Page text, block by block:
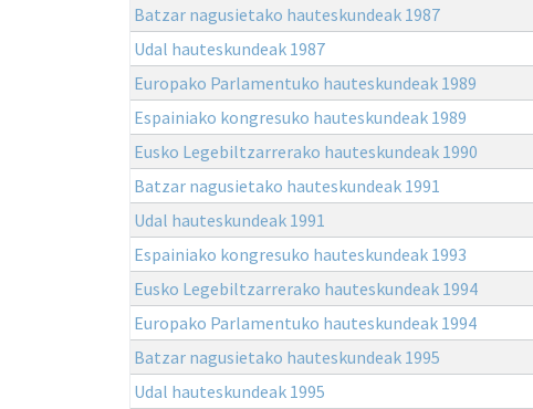
Batzar nagusietako hauteskundeak 1987
Udal hauteskundeak 1987
Europako Parlamentuko hauteskundeak 1989
Espainiako kongresuko hauteskundeak 1989
Eusko Legebiltzarrerako hauteskundeak 1990
Batzar nagusietako hauteskundeak 1991
Udal hauteskundeak 1991
Espainiako kongresuko hauteskundeak 1993
Eusko Legebiltzarrerako hauteskundeak 1994
Europako Parlamentuko hauteskundeak 1994
Batzar nagusietako hauteskundeak 1995
Udal hauteskundeak 1995